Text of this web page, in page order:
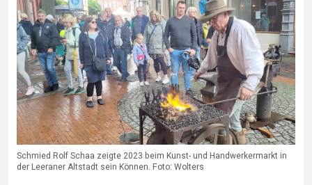
Schmied Rolf Schaa zeigte 2023 beim Kunst- und Handwerkermarkt in
der Leeraner Altstadt sein Können. Foto: Wolters